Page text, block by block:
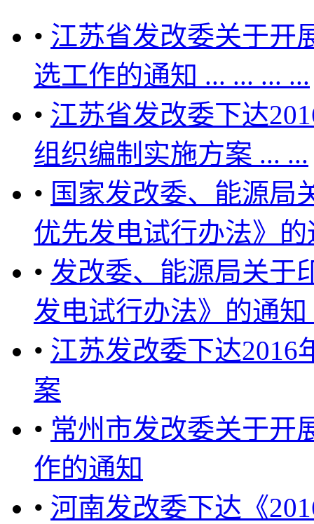
• 江苏省发改委关于开
选工作的通知 ... ... ... ...
• 江苏省发改委下达
组织编制实施方案 ... ...
• 国家发改委、能源局
优先发电试行办法》的
• 发改委、能源局关于
发电试行办法》的通知
• 江苏发改委下达2016
案
• 常州市发改委关于开
作的通知
• 河南发改委下达《